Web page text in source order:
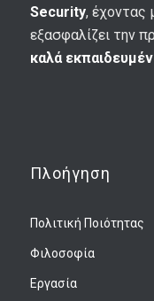
Security, έχοντας
εξασφαλίζει την
καλά
Πλοήγηση
Πολιτική Ποιότητας
Φιλοσοφία
Εργασία